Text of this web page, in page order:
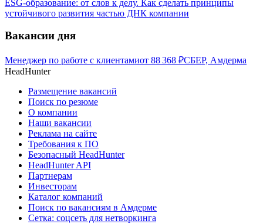
ESG-образование: от слов к делу. Как сделать принципы
устойчивого развития частью ДНК компании
Вакансии дня
Менеджер по работе с клиентамиот 88 368 ₽СБЕР, Амдерма
HeadHunter
Размещение вакансий
Поиск по резюме
О компании
Наши вакансии
Реклама на сайте
Требования к ПО
Безопасный HeadHunter
HeadHunter API
Партнерам
Инвесторам
Каталог компаний
Поиск по вакансиям в Амдерме
Сетка: соцсеть для нетворкинга